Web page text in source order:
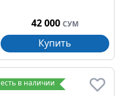
42 000 СУМ
Купить
есть в наличии